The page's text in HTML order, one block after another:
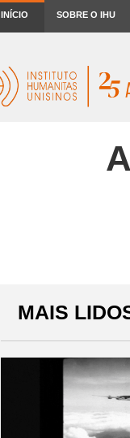
INÍCIO SOBRE O IHU
MAIS